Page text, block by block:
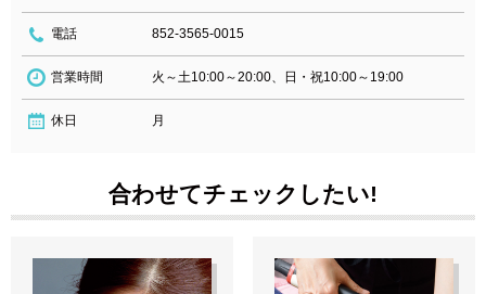
電話 852-3565-0015
営業時間 火～土10:00～20:00、日・祝10:00～19:00
休日 月
合わせてチェックしたい!